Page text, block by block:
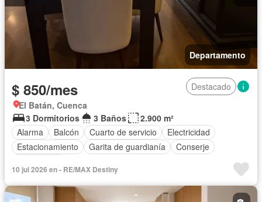
Departamento
$ 850/mes
Destacado
El Batán, Cuenca
3 Dormitorios
3 Baños
2.900 m²
Alarma
Balcón Cuarto de servicio
Electricidad
Estacionamiento
Garita de guardianía
Conserje
10 jul 2026 en - RE/MAX Destiny